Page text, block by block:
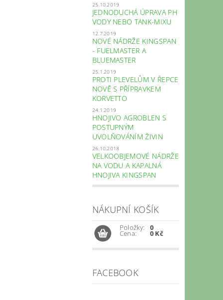
25.10.2019
JEDNODUCHÁ ÚPRAVA PH
VODY NEBO TANK-MIXU
12.7.2019
NOVÉ NÁDRŽE KINGSPAN
- FUELMASTER A
BLUEMASTER
25.1.2019
PROTI PLEVELŮM V ŘEPCE
NOVĚ S PŘÍPRAVKEM
KORVETTO
24.1.2019
HNOJIVO AGROBLEN S
POSTUPNÝM
UVOLŇOVÁNÍM ŽIVIN
26.10.2018
VELKOOBJEMOVÉ NÁDRŽE
NA VODU A KAPALNÁ
HNOJIVA KINGSPAN
NÁKUPNÍ KOŠÍK
Položky:
Cena:
0
0 Kč
FACEBOOK